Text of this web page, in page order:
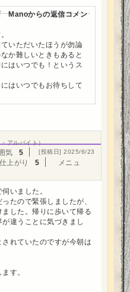
Manoからの返信コメン
いただいたほうが勿論
か難しいときもあると
はいつでも！というス
はいつでもお待ちして
アルバイト）
[投稿日] 2025/6/23
気
5
上がり 5
メニュ
いました。
たので緊張しましたが、
した。帰りに歩いて帰る
違うことに気づきまし
れていたのですが今朝は
す。